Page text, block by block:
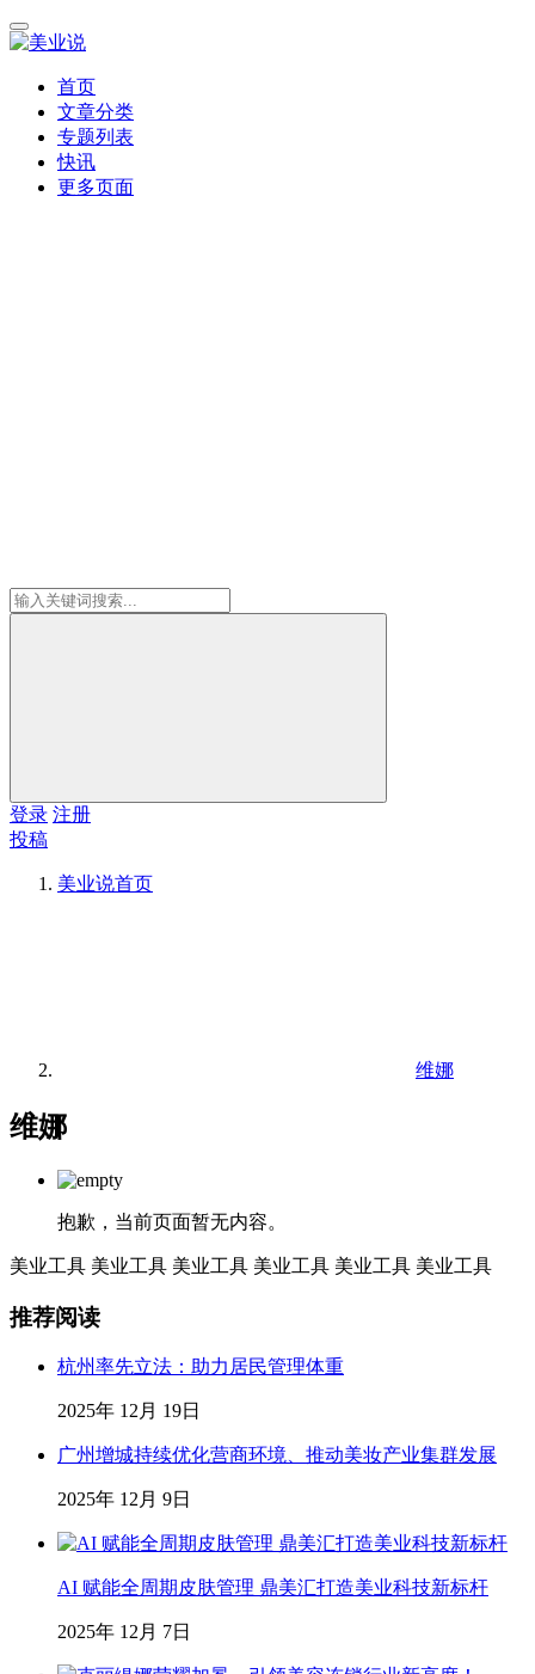
首页
文章分类
专题列表
快讯
更多页面
登录 注册
投稿
美业说首页
维娜
维娜
抱歉，当前页面暂无内容。
美业工具 美业工具 美业工具 美业工具 美业工具 美业工具
推荐阅读
杭州率先立法：助力居民管理体重
2025年 12月 19日
广州增城持续优化营商环境、推动美妆产业集群发展
2025年 12月 9日
AI 赋能全周期皮肤管理 鼎美汇打造美业科技新标杆
2025年 12月 7日